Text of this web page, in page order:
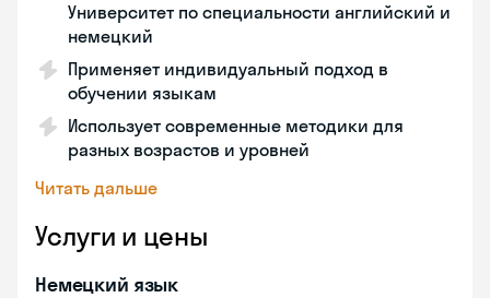
Университет по специальности английский и
немецкий
Применяет индивидуальный подход в
обучении языкам
Использует современные методики для
разных возрастов и уровней
Читать дальше
Услуги и цены
Немецкий язык